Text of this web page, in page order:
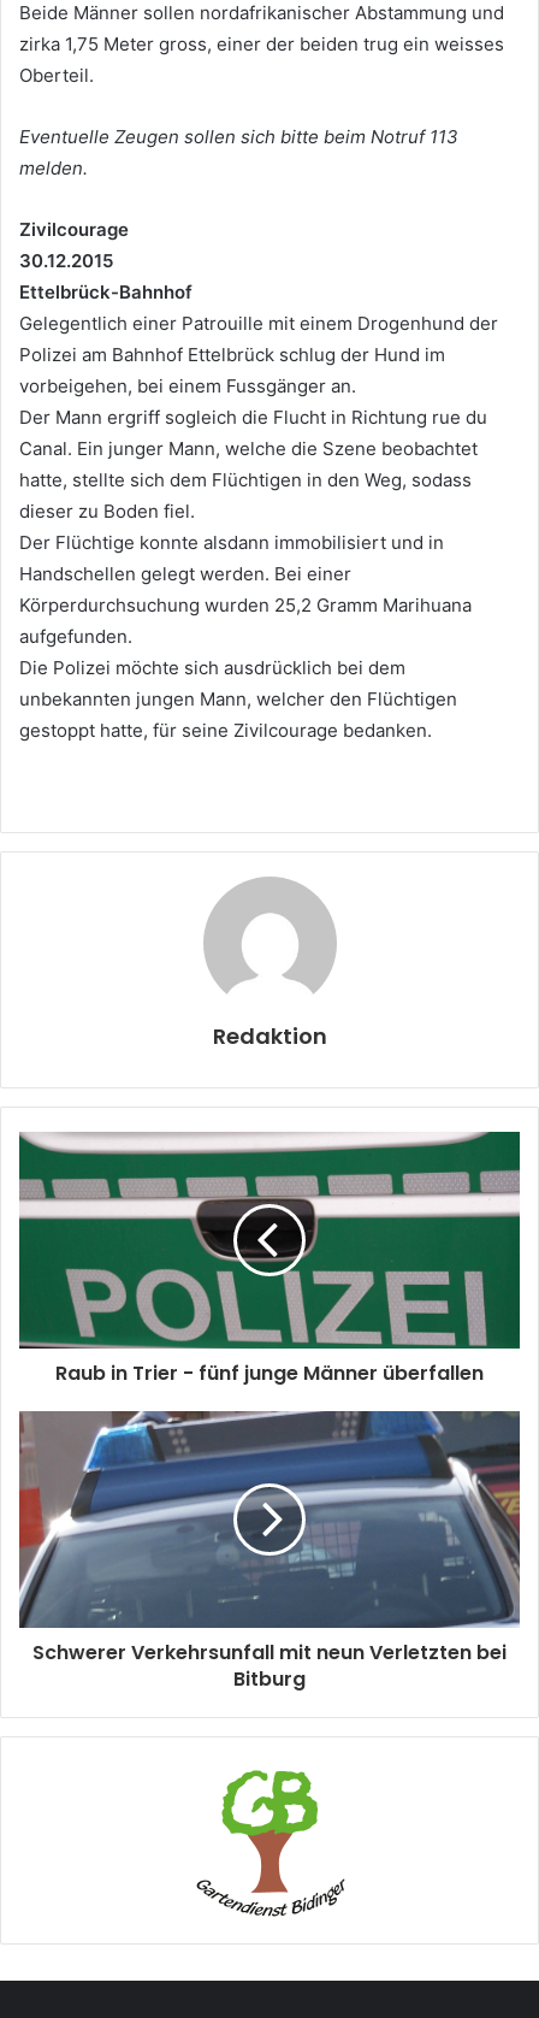
Beide Männer sollen nordafrikanischer Abstammung und
zirka 1,75 Meter gross, einer der beiden trug ein weisses
Oberteil.
Eventuelle Zeugen sollen sich bitte beim Notruf 113
melden.
Zivilcourage
30.12.2015
Ettelbrück-Bahnhof
Gelegentlich einer Patrouille mit einem Drogenhund der
Polizei am Bahnhof Ettelbrück schlug der Hund im
vorbeigehen, bei einem Fussgänger an.
Der Mann ergriff sogleich die Flucht in Richtung rue du
Canal. Ein junger Mann, welche die Szene beobachtet
hatte, stellte sich dem Flüchtigen in den Weg, sodass
dieser zu Boden fiel.
Der Flüchtige konnte alsdann immobilisiert und in
Handschellen gelegt werden. Bei einer
Körperdurchsuchung wurden 25,2 Gramm Marihuana
aufgefunden.
Die Polizei möchte sich ausdrücklich bei dem
unbekannten jungen Mann, welcher den Flüchtigen
gestoppt hatte, für seine Zivilcourage bedanken.
Redaktion
Raub in Trier - fünf junge Männer überfallen
Schwerer Verkehrsunfall mit neun Verletzten bei
Bitburg